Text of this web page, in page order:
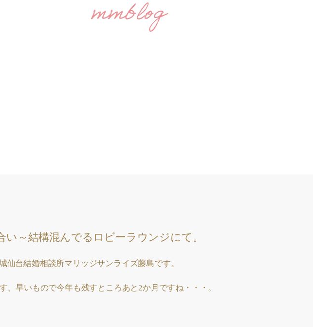
mmblog
い～結構混んでるロビーラウンジにて。
仙台結婚相談所マリッジサンライズ藤島です。
、早いもので今年も残すところあと2か月ですね・・・。